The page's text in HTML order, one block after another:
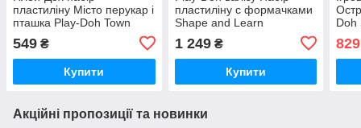
пластиліну Місто перукар і
пташка Play-Doh Town
549 ₴
Купити
пластиліну c формачками
Shape and Learn
1 249₴
Купити
Doh
829
Акційні пропозиції та новинки